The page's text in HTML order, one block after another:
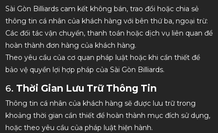
Sài Gòn Billiards cam kết không bán, trao đổi hoặc chia sẻ
thông tin cá nhân của khách hàng với bên thứ ba, ngoại trừ:
Các đối tác vận chuyển, thanh toán hoặc dịch vụ liên quan để
hoàn thành đơn hàng của khách hàng.
Theo yêu cầu của cơ quan pháp luật hoặc khi cần thiết để
bảo vệ quyền lợi hợp pháp của Sài Gòn Billiards.
6. Thời Gian Lưu Trữ Thông Tin
Thông tin cá nhân của khách hàng sẽ được lưu trữ trong
khoảng thời gian cần thiết để hoàn thành mục đích sử dụng,
hoặc theo yêu cầu của pháp luật hiện hành.